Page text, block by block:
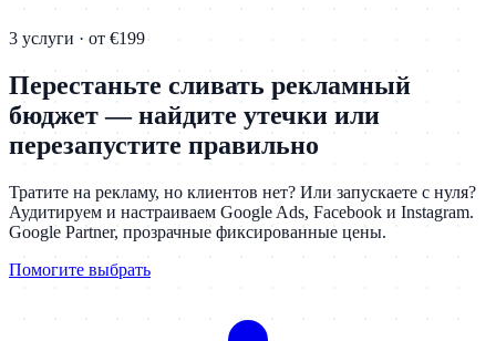
3 услуги · от €199
Перестаньте сливать рекламный
бюджет — найдите утечки или
перезапустите правильно
Тратите на рекламу, но клиентов нет? Или запускаете с нуля?
Аудитируем и настраиваем Google Ads, Facebook и Instagram.
Google Partner, прозрачные фиксированные цены.
Помогите выбрать